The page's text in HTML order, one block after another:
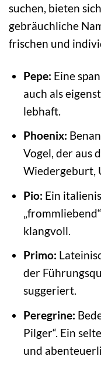
suchen, bieten
gebräuchliche
frischen und
Pepe: Eine
auch als
lebhaft.
Phoenix:
Vogel, der aus
Wiedergeburt,
Pio: Ein
klangvoll.
Primo:
der
suggeriert.
Peregrine:
Pilger“. Ein
und